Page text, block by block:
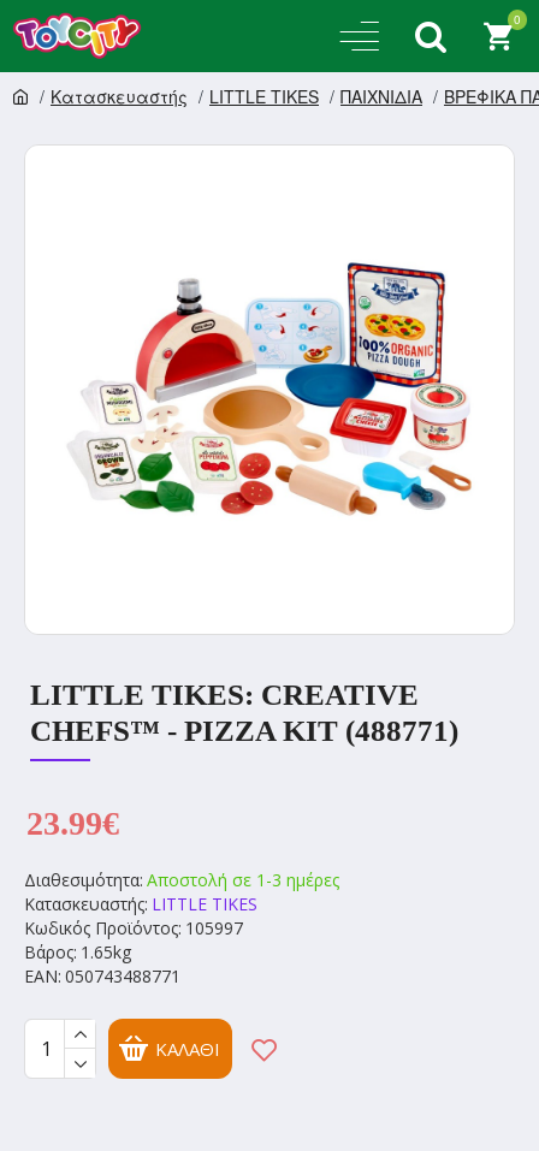
0
Κατασκευαστής LITTLE TIKES ΠΑΙΧΝΙΔΙΑ ΒΡΕΦΙΚΑ
LITTLE TIKES: CREATIVE
CHEFS™ - PIZZA KIT (488771)
Διαθεσιμότητα: Αποστολή σε 1-3 ημέρες
Κατασκευαστής: LITTLE TIKES
Κωδικός Προϊόντος: 105997
Βάρος: 1.65kg
EAN: 050743488771
23.99€
ΚΑΛΆΘΙ